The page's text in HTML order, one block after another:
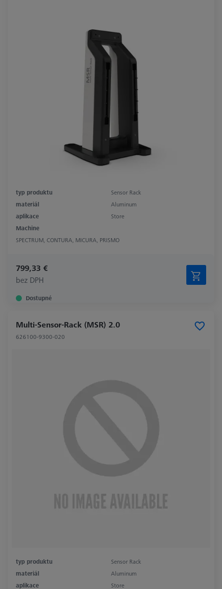
typ produktu
Sensor Rack
materiál
Aluminum
aplikace
Store
Machine
SPECTRUM, CONTURA, MICURA, PRISMO
799,33 €
bez DPH
Dostupné
Multi-Sensor-Rack (MSR) 2.0
626100-9300-020
typ produktu
Sensor Rack
materiál
Aluminum
aplikace
Store